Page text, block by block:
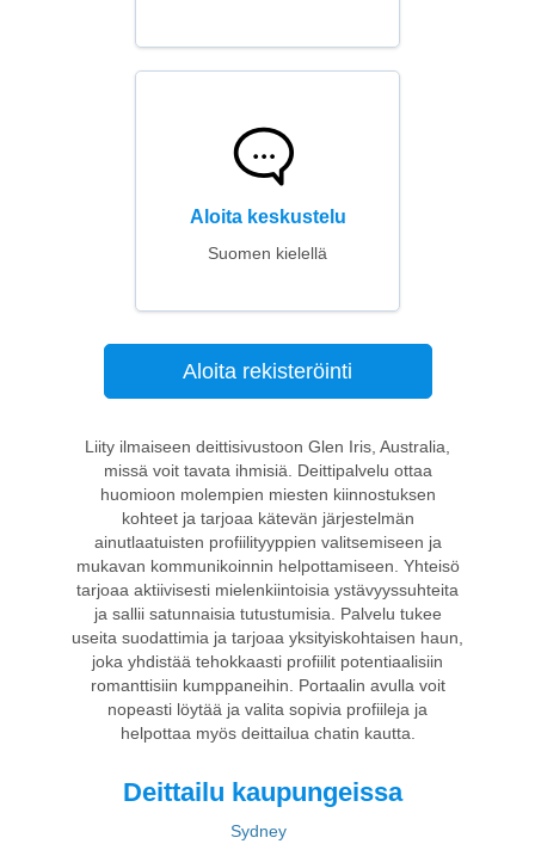
Aloita keskustelu
Suomen kielellä
Aloita rekisteröinti
Liity ilmaiseen deittisivustoon Glen Iris, Australia,
missä voit tavata ihmisiä. Deittipalvelu ottaa
huomioon molempien miesten kiinnostuksen
kohteet ja tarjoaa kätevän järjestelmän
ainutlaatuisten profiilityyppien valitsemiseen ja
mukavan kommunikoinnin helpottamiseen. Yhteisö
tarjoaa aktiivisesti mielenkiintoisia ystävyyssuhteita
ja sallii satunnaisia tutustumisia. Palvelu tukee
useita suodattimia ja tarjoaa yksityiskohtaisen haun,
joka yhdistää tehokkaasti profiilit potentiaalisiin
romanttisiin kumppaneihin. Portaalin avulla voit
nopeasti löytää ja valita sopivia profiileja ja
helpottaa myös deittailua chatin kautta.
Deittailu kaupungeissa
Sydney